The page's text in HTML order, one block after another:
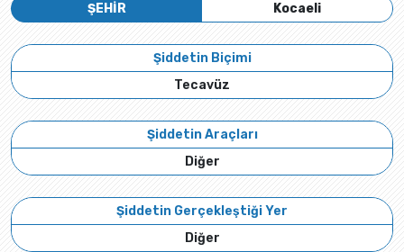
Kocaeli
ŞEHİR
Şiddetin Biçimi
Tecavüz
Şiddetin Araçları
Diğer
Şiddetin Gerçekleştiği Yer
Diğer